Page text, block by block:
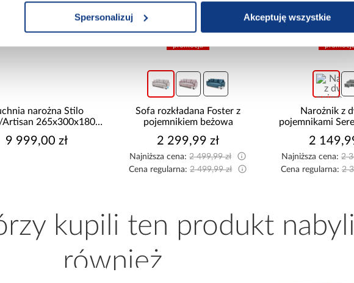
Spersonalizuj Akceptuję wszystkie
promocja
Sofa rozkładana Foster z
pojemnikiem beżowa
2 499,99 zł
2 499,99 zł
promocja
Narożnik z dwoma
pojemnikami Sereno beżowy
Najniższa cena:
2 349,99 zł
Cena regularna:
2 349,99 zł
kupili ten produkt nabyli
również